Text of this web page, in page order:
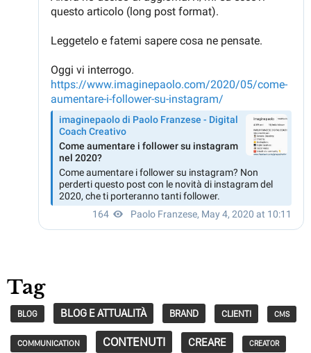
Tag
BLOG BLOG E ATTUALITÀ BRAND CLIENTI CMS
COMMUNICATION CONTENUTI CREARE CREATOR